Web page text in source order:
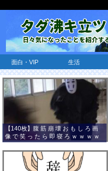
面白・VIP 生活
【140枚】腹 筋 崩 壊 お も し ろ 画
像 で 笑 っ た ら 即 寝 ろ ｗ ｗ ｗ ｗ
ｗ ｗ ｗ ｗ ｗ ｗ ｗ ｗ